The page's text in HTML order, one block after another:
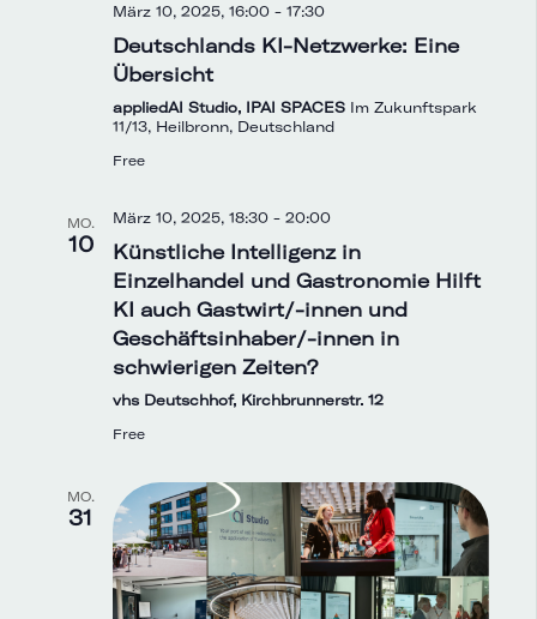
März 10, 2025, 16:00 - 17:30
Deutschlands KI-Netzwerke: Eine
Übersicht
appliedAI Studio, IPAI SPACES Im Zukunftspark
11/13, Heilbronn, Deutschland
Free
MO.
10
März 10, 2025, 18:30 - 20:00
Künstliche Intelligenz in
Einzelhandel und Gastronomie Hilft
KI auch Gastwirt/-innen und
Geschäftsinhaber/-innen in
schwierigen Zeiten?
vhs Deutschhof, Kirchbrunnerstr. 12
Free
MO.
31